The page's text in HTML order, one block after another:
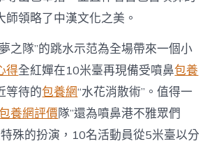
師領略了中漢文化之美。
之隊”的跳水示范為全場帶來一個小
得全紅嬋在10米臺再現備受噴鼻包養
等待的包養網“水花消散術”。值得一
養網評價隊”還為噴鼻港不雅眾們
特殊的扮演，10名活動員從5米臺以分